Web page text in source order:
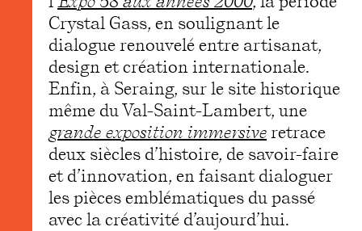
Crystal Gass, en soulignant le
dialogue renouvelé entre artisanat,
design et création internationale.
Enfin, à Seraing, sur le site historique
même du Val-Saint-Lambert, une
grande exposition immersive retrace
deux siècles d’histoire, de savoir-faire
et d’innovation, en faisant dialoguer
les pièces emblématiques du passé
avec la créativité d’aujourd’hui.